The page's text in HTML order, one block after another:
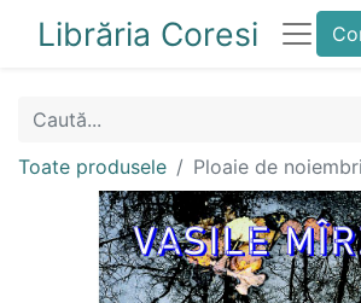
Librăria Coresi
Toate produsele Ploaie de